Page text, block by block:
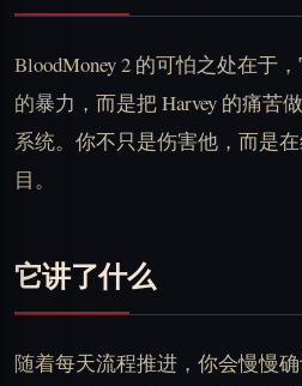
BloodMoney 2 的可怕之处在于
的暴力，而是把 Harvey 的痛苦
系统。你不只是伤害他，而是
目。
它讲了什么
随着每天流程推进，你会慢慢